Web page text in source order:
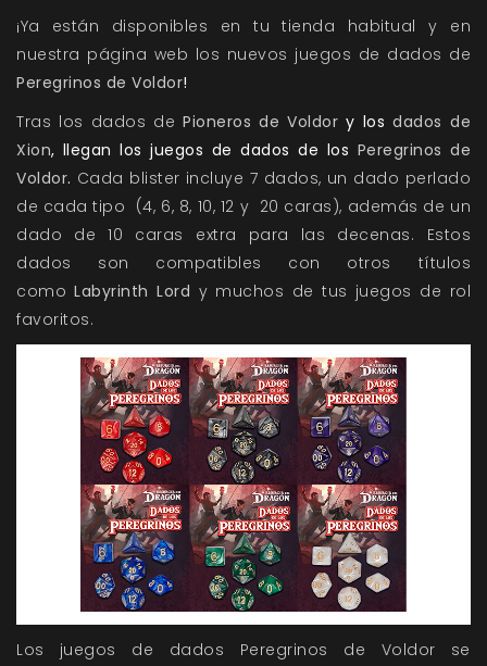
¡Ya están disponibles en tu tienda habitual y en
nuestra página web los nuevos juegos de dados de
Peregrinos de Voldor!
Tras los dados dePioneros de Voldor y losdados de
Xion, llegan los juegos de dados de los Peregrinos de
Voldor. Cada blister incluye 7 dados, un dado perlado
de cada tipo (4, 6, 8, 10, 12 y 20 caras), además de un
dado de 10 caras extra para las decenas. Estos
dados son compatibles con otros títulos
comoLabyrinth Lord y muchos de tus juegos de rol
favoritos.
Los juegos de dados Peregrinos de Voldor se